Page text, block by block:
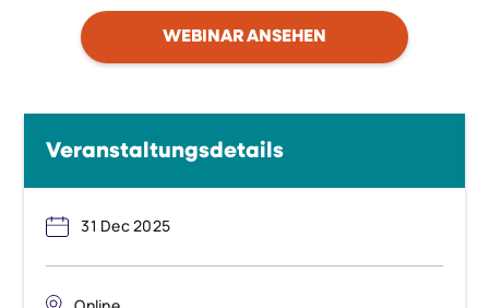
Veranstaltungsdetails
31 Dec 2025
WEBINAR ANSEHEN